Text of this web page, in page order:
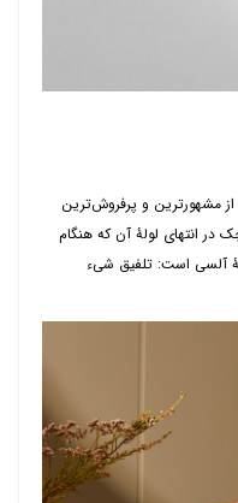
1985 تولید شد، یکی از مشهور‌ترین و پرفروش‌ترین
در انتهای لولۀ آن که هنگام
آلسی است: تلفیق شیء